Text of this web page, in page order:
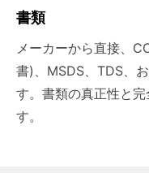
書類
メーカーから直接、
書)、MSDS、TDS、
す。書類の真正性と
す。